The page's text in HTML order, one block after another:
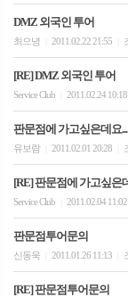
DMZ 외국인 투어
최으녕 2011.02.22 21:55
[RE] DMZ 외국인 투어
Service Club 2011.02.24 10:18
판문점에 가고싶은데요...
유보람 2011.02.01 20:28
[RE] 판문점에 가고싶은
Service Club 2011.02.04 11:02
판문점투어문의
신동욱 2011.01.26 11:13
[RE] 판문점투어문의